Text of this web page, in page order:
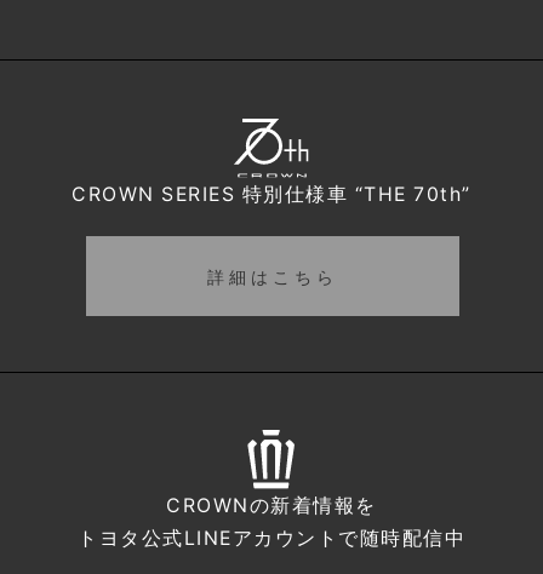
CROWN SERIES 特別仕様車 “THE 70th”
詳細はこちら
CROWNの新着情報を
トヨタ公式LINEアカウントで随時配信中